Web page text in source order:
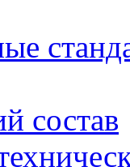
состав